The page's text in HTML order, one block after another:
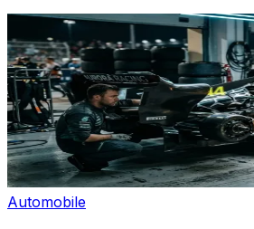
Automobile